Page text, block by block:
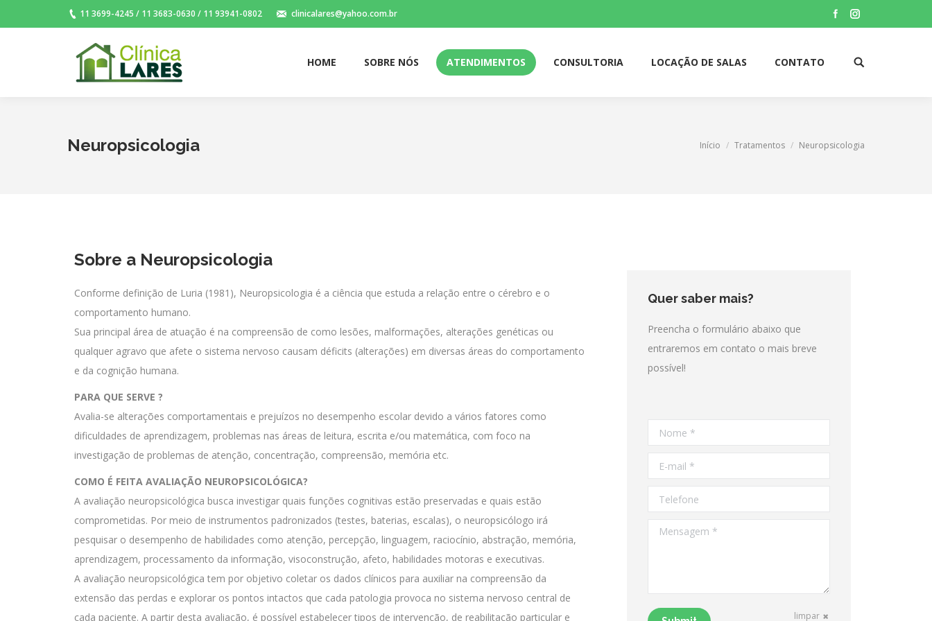
11 3699-4245 / 11 3683-0630 / 11 93941-0802 clinicalares@yahoo.com.br FacebookInstagram
HOME SOBRE NÓS ATENDIMENTOS CONSULTORIA LOCAÇÃO DE SALAS CONTATO Search:
Neuropsicologia Início Tratamentos Neuropsicologia
Sobre a Neuropsicologia
Conforme definição de Luria (1981), Neuropsicologia é a ciência que estuda a relação entre o cérebro e o
comportamento humano.
Sua principal área de atuação é na compreensão de como lesões, malformações, alterações genéticas ou
qualquer agravo que afete o sistema nervoso causam déficits (alterações) em diversas áreas do comportamento
e da cognição humana.
PARA QUE SERVE ?
Avalia-se alterações comportamentais e prejuízos no desempenho escolar devido a vários fatores como
dificuldades de aprendizagem, problemas nas áreas de leitura, escrita e/ou matemática, com foco na
investigação de problemas de atenção, concentração, compreensão, memória etc.
COMO É FEITA AVALIAÇÃO NEUROPSICOLÓGICA?
A avaliação neuropsicológica busca investigar quais funções cognitivas estão preservadas e quais estão
comprometidas. Por meio de instrumentos padronizados (testes, baterias, escalas), o neuropsicólogo irá
pesquisar o desempenho de habilidades como atenção, percepção, linguagem, raciocínio, abstração, memória,
aprendizagem, processamento da informação, visoconstrução, afeto, habilidades motoras e executivas.
A avaliação neuropsicológica tem por objetivo coletar os dados clínicos para auxiliar na compreensão da
extensão das perdas e explorar os pontos intactos que cada patologia provoca no sistema nervoso central de
cada paciente. A partir desta avaliação, é possível estabelecer tipos de intervenção, de reabilitação particular e
Quer saber mais?
Preencha o formulário abaixo que
entraremos em contato o mais breve
possível!
Nome *
E-mail *
Telefone
Mensagem *
limpar